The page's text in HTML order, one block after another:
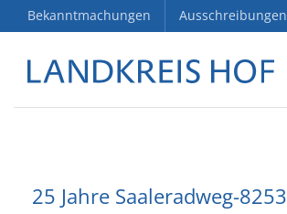
Bekanntmachungen Ausschreibungen
25 Jahre Saaleradweg-8253